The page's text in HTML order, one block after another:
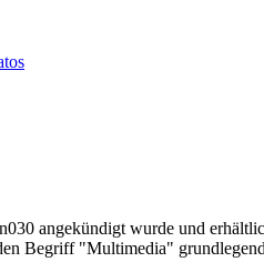
angekündigt wurde und
Begriff "Multimedia"